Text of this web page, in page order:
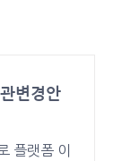
변경안
플랫폼 이